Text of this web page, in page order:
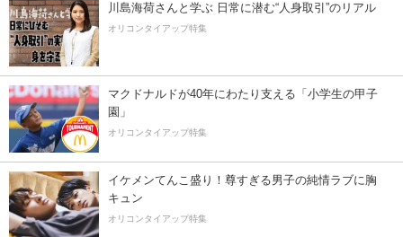
川島海荷さんと学ぶ 日常に潜む“人身取引”のリアル
オリコンタイアップ特集
マクドナルドが40年にわたり支える「小学生の甲子
園」
オリコンタイアップ特集
イケメンてんこ盛り！尊すぎる男子の純情ラブに胸
キュン
オリコンタイアップ特集